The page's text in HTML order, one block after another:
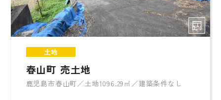
土地
春山町 売土地
鹿児島市春山町／土地1096.29㎡／建築条件なし